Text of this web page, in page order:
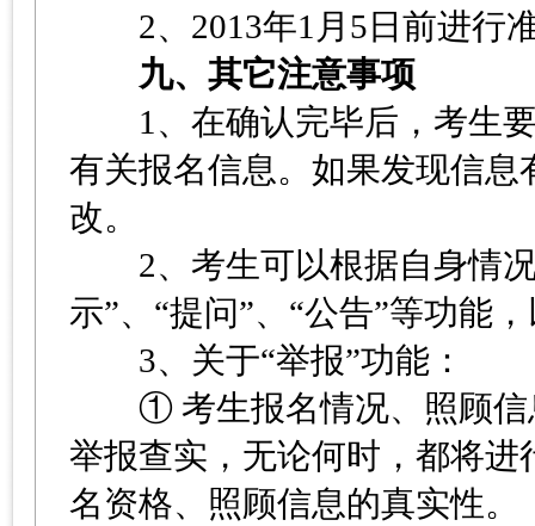
2、2013年1月5日前进行
九、其它注意事项
1、在确认完毕后，考生要
有关报名信息。如果发现信
改。
2、考生可以根据自身情况
示”、“提问”、“公告”等功能
3、关于“举报”功能：
① 考生报名情况、照顾信
举报查实，无论何时，都将
名资格、照顾信息的真实性。